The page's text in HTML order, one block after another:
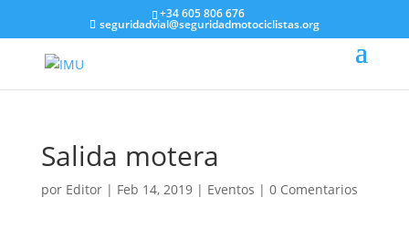
+34 605 806 676
seguridadvial@seguridadmotociclistas.org
Salida motera
por Editor| Feb 14, 2019| Eventos | 0 Comentarios